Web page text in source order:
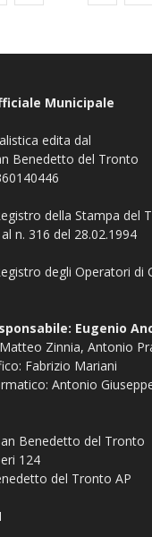
Municipale
edita dal
Benedetto del Tronto
della Stampa del
n. 316 del 28.02.1994
degli Operatori di
Eugenio
Zinnia, Antonio
Fabrizio Mariani
Antonio
Benedetto del Tronto
124
del Tronto AP